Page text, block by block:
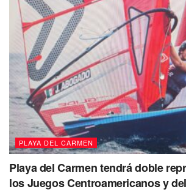
PLAYA DEL CARMEN
Playa del Carmen tendrá doble
los Juegos Centroamericanos y